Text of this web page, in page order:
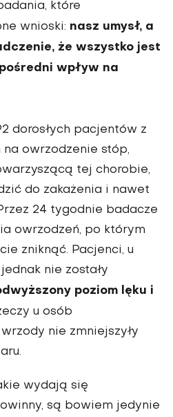
które
wnioski: nasz umysł, a
że wszystko jest
wpływ na
dorosłych pacjentów z
owrzodzenie stóp,
tej chorobie,
do zakażenia i nawet
24 tygodnie badacze
owrzodzeń, po którym
zniknąć. Pacjenci, u
nie zostały
poziom lęku i
u osób
nie zmniejszyły
wydają się
są bowiem jedynie